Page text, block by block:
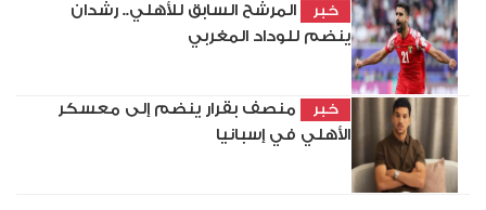
خبر
المرشح السابق للأهلي.. رشدان
ينضم للوداد المغربي
خبر
منصف بقرار ينضم إلى معسكر
الأهلي في إسبانيا